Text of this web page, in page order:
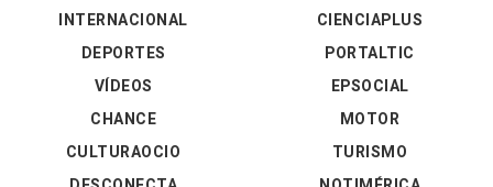
INTERNACIONAL
DEPORTES
VÍDEOS
CIENCIAPLUS
PORTALTIC
EPSOCIAL
CHANCE
CULTURAOCIO
MOTOR
TURISMO